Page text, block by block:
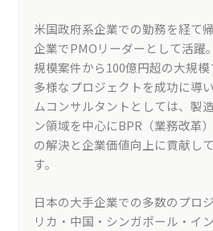
米国政府系企業での勤務を経て
企業でPMOリーダーとして活躍
規模案件から100億円超の大規模
多様なプロジェクトを成功に導
ムコンサルタントとしては、製
ン領域を中心にBPR（業務改革
の解決と企業価値向上に貢献し
す。
日本の大手企業での多数のプロ
リカ・中国・シンガポール・イ